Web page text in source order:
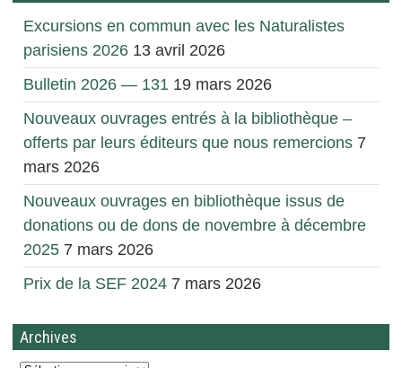
Excursions en commun avec les Naturalistes
parisiens 2026 13 avril 2026
Bulletin 2026 — 131 19 mars 2026
Nouveaux ouvrages entrés à la bibliothèque –
offerts par leurs éditeurs que nous remercions 7
mars 2026
Nouveaux ouvrages en bibliothèque issus de
donations ou de dons de novembre à décembre
2025 7 mars 2026
Prix de la SEF 2024 7 mars 2026
Archives